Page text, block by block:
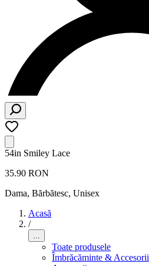
54in Smiley Lace
35.90 RON
Dama, Bărbătesc, Unisex
Acasă
/
...
Toate produsele
Îmbrăcăminte & Accesorii